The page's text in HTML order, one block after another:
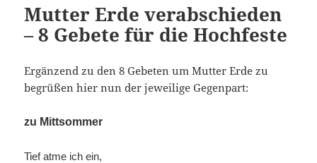
Mutter Erde verabschieden
– 8 Gebete für die Hochfeste
Ergänzend zu den 8 Gebeten um Mutter Erde zu
begrüßen hier nun der jeweilige Gegenpart:
zu Mittsommer
Tief atme ich ein,